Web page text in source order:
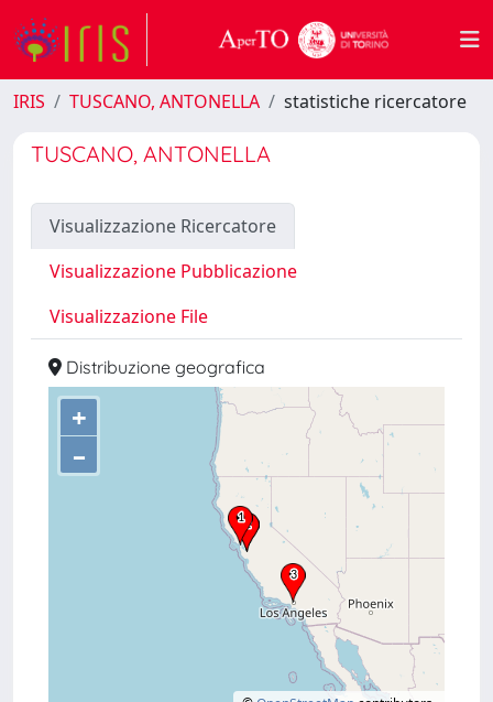
IRIS TUSCANO, ANTONELLA statistiche ricercatore
TUSCANO, ANTONELLA
Visualizzazione Ricercatore
Visualizzazione Pubblicazione
Visualizzazione File
Distribuzione geografica
+
–